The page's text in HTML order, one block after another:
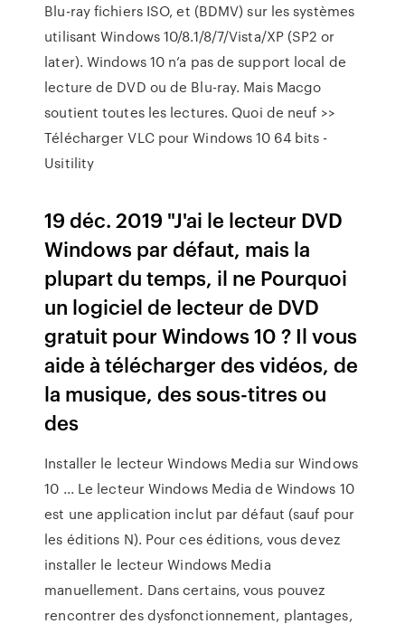
Blu-ray fichiers ISO, et (BDMV) sur les systèmes
utilisant Windows 10/8.1/8/7/Vista/XP (SP2 or
later). Windows 10 n’a pas de support local de
lecture de DVD ou de Blu-ray. Mais Macgo
soutient toutes les lectures. Quoi de neuf >>
Télécharger VLC pour Windows 10 64 bits -
Usitility
19 déc. 2019 "J'ai le lecteur DVD
Windows par défaut, mais la
plupart du temps, il ne Pourquoi
un logiciel de lecteur de DVD
gratuit pour Windows 10 ? Il vous
aide à télécharger des vidéos, de
la musique, des sous-titres ou
des
Installer le lecteur Windows Media sur Windows
10 ... Le lecteur Windows Media de Windows 10
est une application inclut par défaut (sauf pour
les éditions N). Pour ces éditions, vous devez
installer le lecteur Windows Media
manuellement. Dans certains, vous pouvez
rencontrer des dysfonctionnement, plantages,